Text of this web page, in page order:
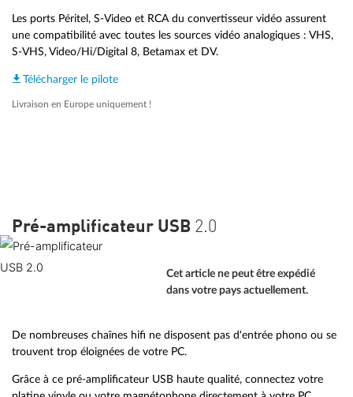
Les ports Péritel, S-Video et RCA du convertisseur vidéo assurent
une compatibilité avec toutes les sources vidéo analogiques : VHS,
S-VHS, Video/Hi/Digital 8, Betamax et DV.
Télécharger le pilote
Livraison en Europe uniquement !
Pré-amplificateur USB 2.0
Cet article ne peut être expédié
dans votre pays actuellement.
De nombreuses chaînes hifi ne disposent pas d'entrée phono ou se
trouvent trop éloignées de votre PC.
Grâce à ce pré-amplificateur USB haute qualité, connectez votre